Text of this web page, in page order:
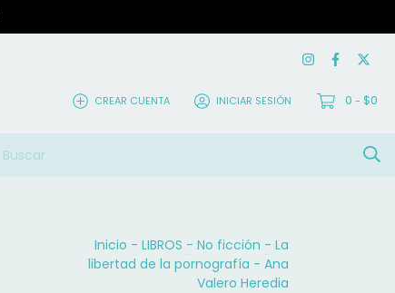
CREAR CUENTA INICIAR SESIÓN 0 - $0
Inicio - LIBROS - No ficción - La
libertad de la pornografía - Ana
Valero Heredia